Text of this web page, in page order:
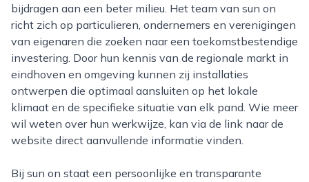
bijdragen aan een beter milieu. Het team van sun on
richt zich op particulieren, ondernemers en verenigingen
van eigenaren die zoeken naar een toekomstbestendige
investering. Door hun kennis van de regionale markt in
eindhoven en omgeving kunnen zij installaties
ontwerpen die optimaal aansluiten op het lokale
klimaat en de specifieke situatie van elk pand. Wie meer
wil weten over hun werkwijze, kan via de link naar de
website direct aanvullende informatie vinden.
Bij sun on staat een persoonlijke en transparante